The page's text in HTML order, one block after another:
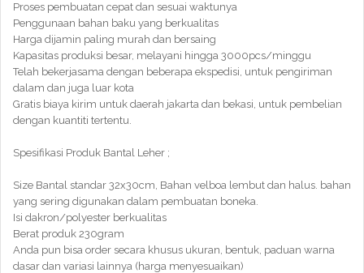
Proses pembuatan cepat dan sesuai waktunya
Penggunaan bahan baku yang berkualitas
Harga dijamin paling murah dan bersaing
Kapasitas produksi besar, melayani hingga 3000pcs/minggu
Telah bekerjasama dengan beberapa ekspedisi, untuk pengiriman
dalam dan juga luar kota
Gratis biaya kirim untuk daerah jakarta dan bekasi, untuk pembelian
dengan kuantiti tertentu.
Spesifikasi Produk Bantal Leher ;
Size Bantal standar 32x30cm, Bahan velboa lembut dan halus. bahan
yang sering digunakan dalam pembuatan boneka.
Isi dakron/polyester berkualitas
Berat produk 230gram
Anda pun bisa order secara khusus ukuran, bentuk, paduan warna
dasar dan variasi lainnya (harga menyesuaikan)